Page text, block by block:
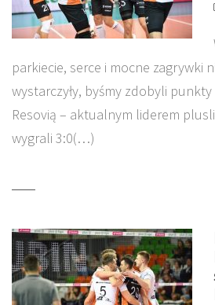
parkiecie, serce i mocne zagrywki
wystarczyły, byśmy zdobyli
Resovią – aktualnym liderem
wygrali 3:0(…)